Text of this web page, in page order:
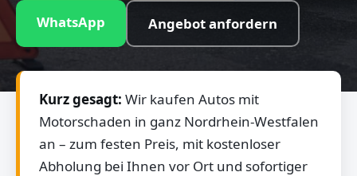
WhatsApp Angebot anfordern
Kurz gesagt: Wir kaufen Autos mit
Motorschaden in ganz Nordrhein-Westfalen
an – zum festen Preis, mit kostenloser
Abholung bei Ihnen vor Ort und sofortiger